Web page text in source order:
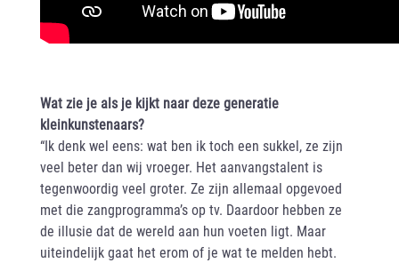
Wat zie je als je kijkt naar deze generatie
kleinkunstenaars?
“Ik denk wel eens: wat ben ik toch een sukkel, ze zijn
veel beter dan wij vroeger. Het aanvangstalent is
tegenwoordig veel groter. Ze zijn allemaal opgevoed
met die zangprogramma’s op tv. Daardoor hebben ze
de illusie dat de wereld aan hun voeten ligt. Maar
uiteindelijk gaat het erom of je wat te melden hebt.